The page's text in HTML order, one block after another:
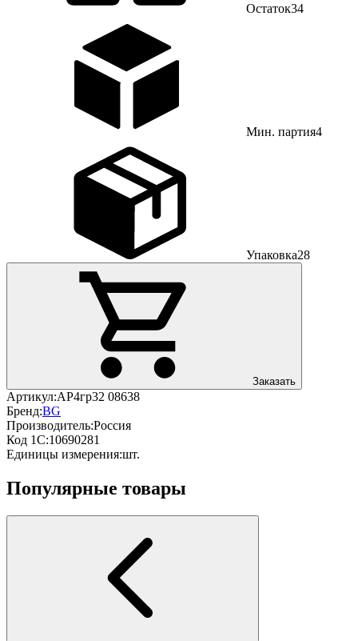
Остаток34
Мин. партия4
Упаковка28
Заказать
Артикул:АР4гр32 08638
Бренд:BG
Производитель:Россия
Код 1С:10690281
Единицы измерения:шт.
Популярные товары